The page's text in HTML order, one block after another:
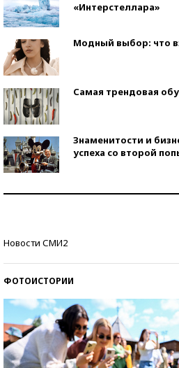
«Интерстеллара»
Модный выбор: что
Самая трендовая
Знаменитости и
успеха со второй
Новости СМИ2
ФОТОИСТОРИИ